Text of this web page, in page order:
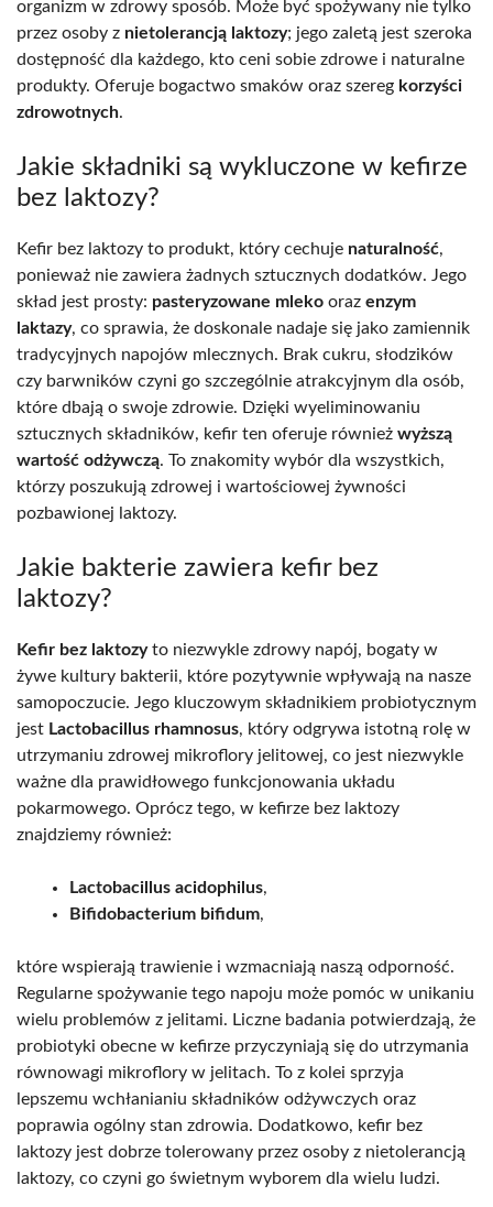
organizm w zdrowy sposób. Może być spożywany nie tylko
przez osoby z nietolerancją laktozy; jego zaletą jest szeroka
dostępność dla każdego, kto ceni sobie zdrowe i naturalne
produkty. Oferuje bogactwo smaków oraz szereg korzyści
zdrowotnych.
Jakie składniki są wykluczone w kefirze
bez laktozy?
Kefir bez laktozy to produkt, który cechuje naturalność,
ponieważ nie zawiera żadnych sztucznych dodatków. Jego
skład jest prosty: pasteryzowane mleko oraz enzym
laktazy, co sprawia, że doskonale nadaje się jako zamiennik
tradycyjnych napojów mlecznych. Brak cukru, słodzików
czy barwników czyni go szczególnie atrakcyjnym dla osób,
które dbają o swoje zdrowie. Dzięki wyeliminowaniu
sztucznych składników, kefir ten oferuje również wyższą
wartość odżywczą. To znakomity wybór dla wszystkich,
którzy poszukują zdrowej i wartościowej żywności
pozbawionej laktozy.
Jakie bakterie zawiera kefir bez
laktozy?
Kefir bez laktozyto niezwykle zdrowy napój, bogaty w
żywe kultury bakterii, które pozytywnie wpływają na nasze
samopoczucie. Jego kluczowym składnikiem probiotycznym
jest Lactobacillus rhamnosus, który odgrywa istotną rolę w
utrzymaniu zdrowej mikroflory jelitowej, co jest niezwykle
ważne dla prawidłowego funkcjonowania układu
pokarmowego. Oprócz tego, w kefirze bez laktozy
znajdziemy również:
Lactobacillus acidophilus,
Bifidobacterium bifidum,
które wspierają trawienie i wzmacniają naszą odporność.
Regularne spożywanie tego napoju może pomóc w unikaniu
wielu problemów z jelitami. Liczne badania potwierdzają, że
probiotyki obecne w kefirze przyczyniają się do utrzymania
równowagi mikroflory w jelitach. To z kolei sprzyja
lepszemu wchłanianiu składników odżywczych oraz
poprawia ogólny stan zdrowia. Dodatkowo, kefir bez
laktozy jest dobrze tolerowany przez osoby z nietolerancją
laktozy, co czyni go świetnym wyborem dla wielu ludzi.